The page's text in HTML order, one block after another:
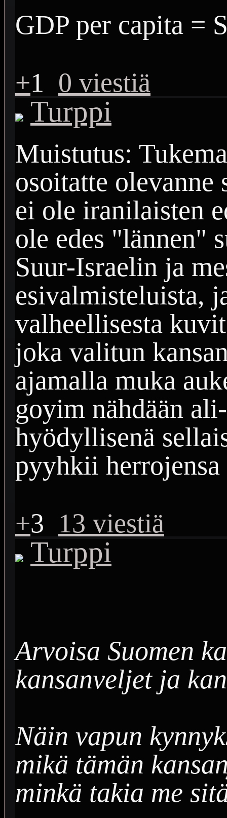
GDP per capita =
+1 0 viestiä
Turppi
Muistutus:
osoitatte olevanne
ei ole iranilaisten
ole edes "lännen"
Suur-Israelin ja
esivalmisteluista,
valheellisesta
joka valitun
ajamalla muka
goyim nähdään
hyödyllisenä
pyyhkii herrojensa
+3 13 viestiä
Turppi
Arvoisa Suomen
kansanveljet ja
Näin vapun
mikä tämän
minkä takia me